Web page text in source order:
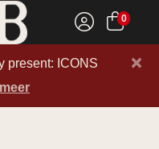
0
present: ICONS
×